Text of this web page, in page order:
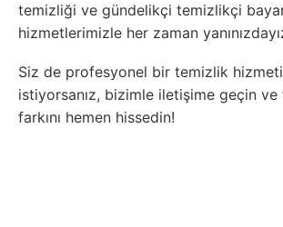
temizliği ve gündelikçi temizlikçi
hizmetlerimizle her zaman
Siz de profesyonel bir temizlik
istiyorsanız, bizimle iletişime geçin
farkını hemen hissedin!